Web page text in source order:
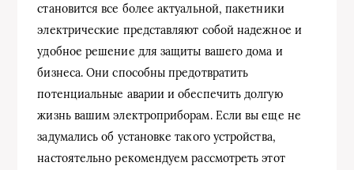
становится все более актуальной, пакетники
электрические представляют собой надежное и
удобное решение для защиты вашего дома и
бизнеса. Они способны предотвратить
потенциальные аварии и обеспечить долгую
жизнь вашим электроприборам. Если вы еще не
задумались об установке такого устройства,
настоятельно рекомендуем рассмотреть этот